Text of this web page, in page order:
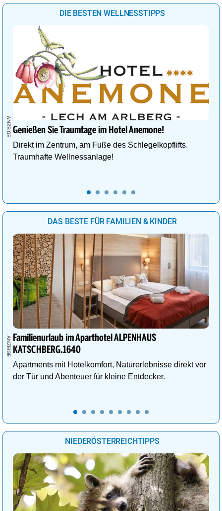
DIE BESTEN WELLNESSTIPPS
Genießen Sie Traumtage im Hotel Anemone!
Direkt im Zentrum, am Fuße des Schlegelkopflifts.
Traumhafte Wellnessanlage!
DAS BESTE FÜR FAMILIEN & KINDER
Familienurlaub im Aparthotel ALPENHAUS
KATSCHBERG.1640
Apartments mit Hotelkomfort, Naturerlebnisse direkt vor
der Tür und Abenteuer für kleine Entdecker.
NIEDERÖSTERREICHTIPPS